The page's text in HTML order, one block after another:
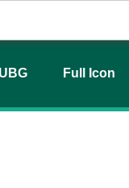
Full Icon